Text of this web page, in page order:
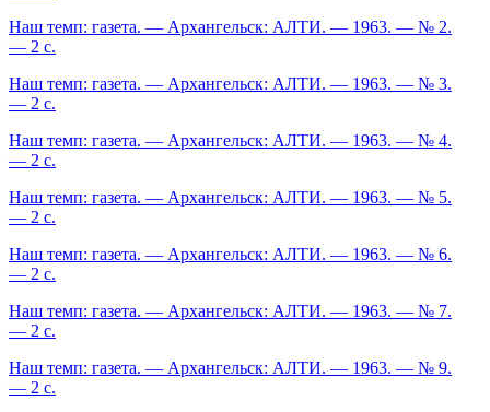
Наш темп: газета. — Архангельск: АЛТИ. — 1963. — № 2.
— 2 с.
Наш темп: газета. — Архангельск: АЛТИ. — 1963. — № 3.
— 2 с.
Наш темп: газета. — Архангельск: АЛТИ. — 1963. — № 4.
— 2 с.
Наш темп: газета. — Архангельск: АЛТИ. — 1963. — № 5.
— 2 с.
Наш темп: газета. — Архангельск: АЛТИ. — 1963. — № 6.
— 2 с.
Наш темп: газета. — Архангельск: АЛТИ. — 1963. — № 7.
— 2 с.
Наш темп: газета. — Архангельск: АЛТИ. — 1963. — № 9.
— 2 с.